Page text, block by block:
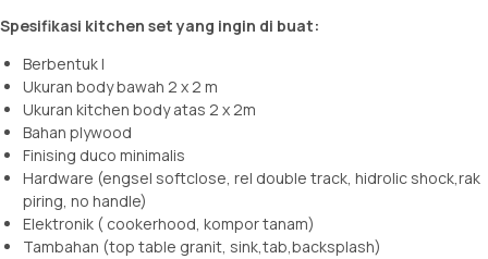
Spesifikasi kitchen set yang ingin di buat:
Berbentuk l
Ukuran body bawah 2 x 2 m
Ukuran kitchen body atas 2 x 2m
Bahan plywood
Finising duco minimalis
Hardware (engsel softclose, rel double track, hidrolic shock,rak
piring, no handle)
Elektronik ( cookerhood, kompor tanam)
Tambahan (top table granit, sink,tab,backsplash)